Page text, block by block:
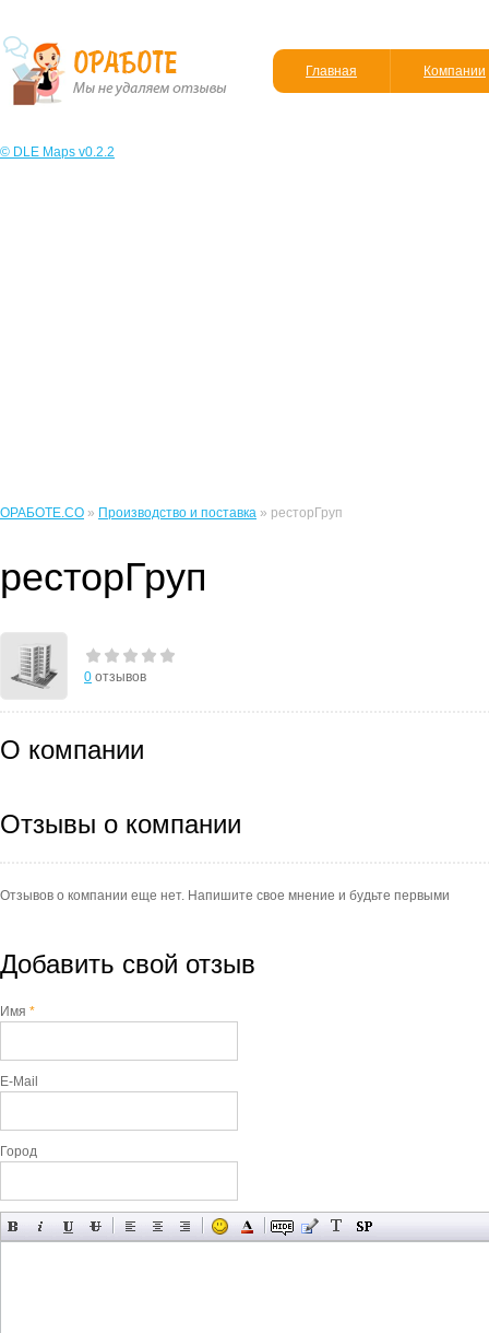
Главная Компании
© DLE Maps v0.2.2
ОРАБОТЕ.CO » Производство и поставка » ресторГруп
ресторГруп
0 отзывов
О компании
Отзывы о компании
Отзывов о компании еще нет. Напишите свое мнение и будьте первыми
Добавить свой отзыв
Имя *
E-Mail
Город